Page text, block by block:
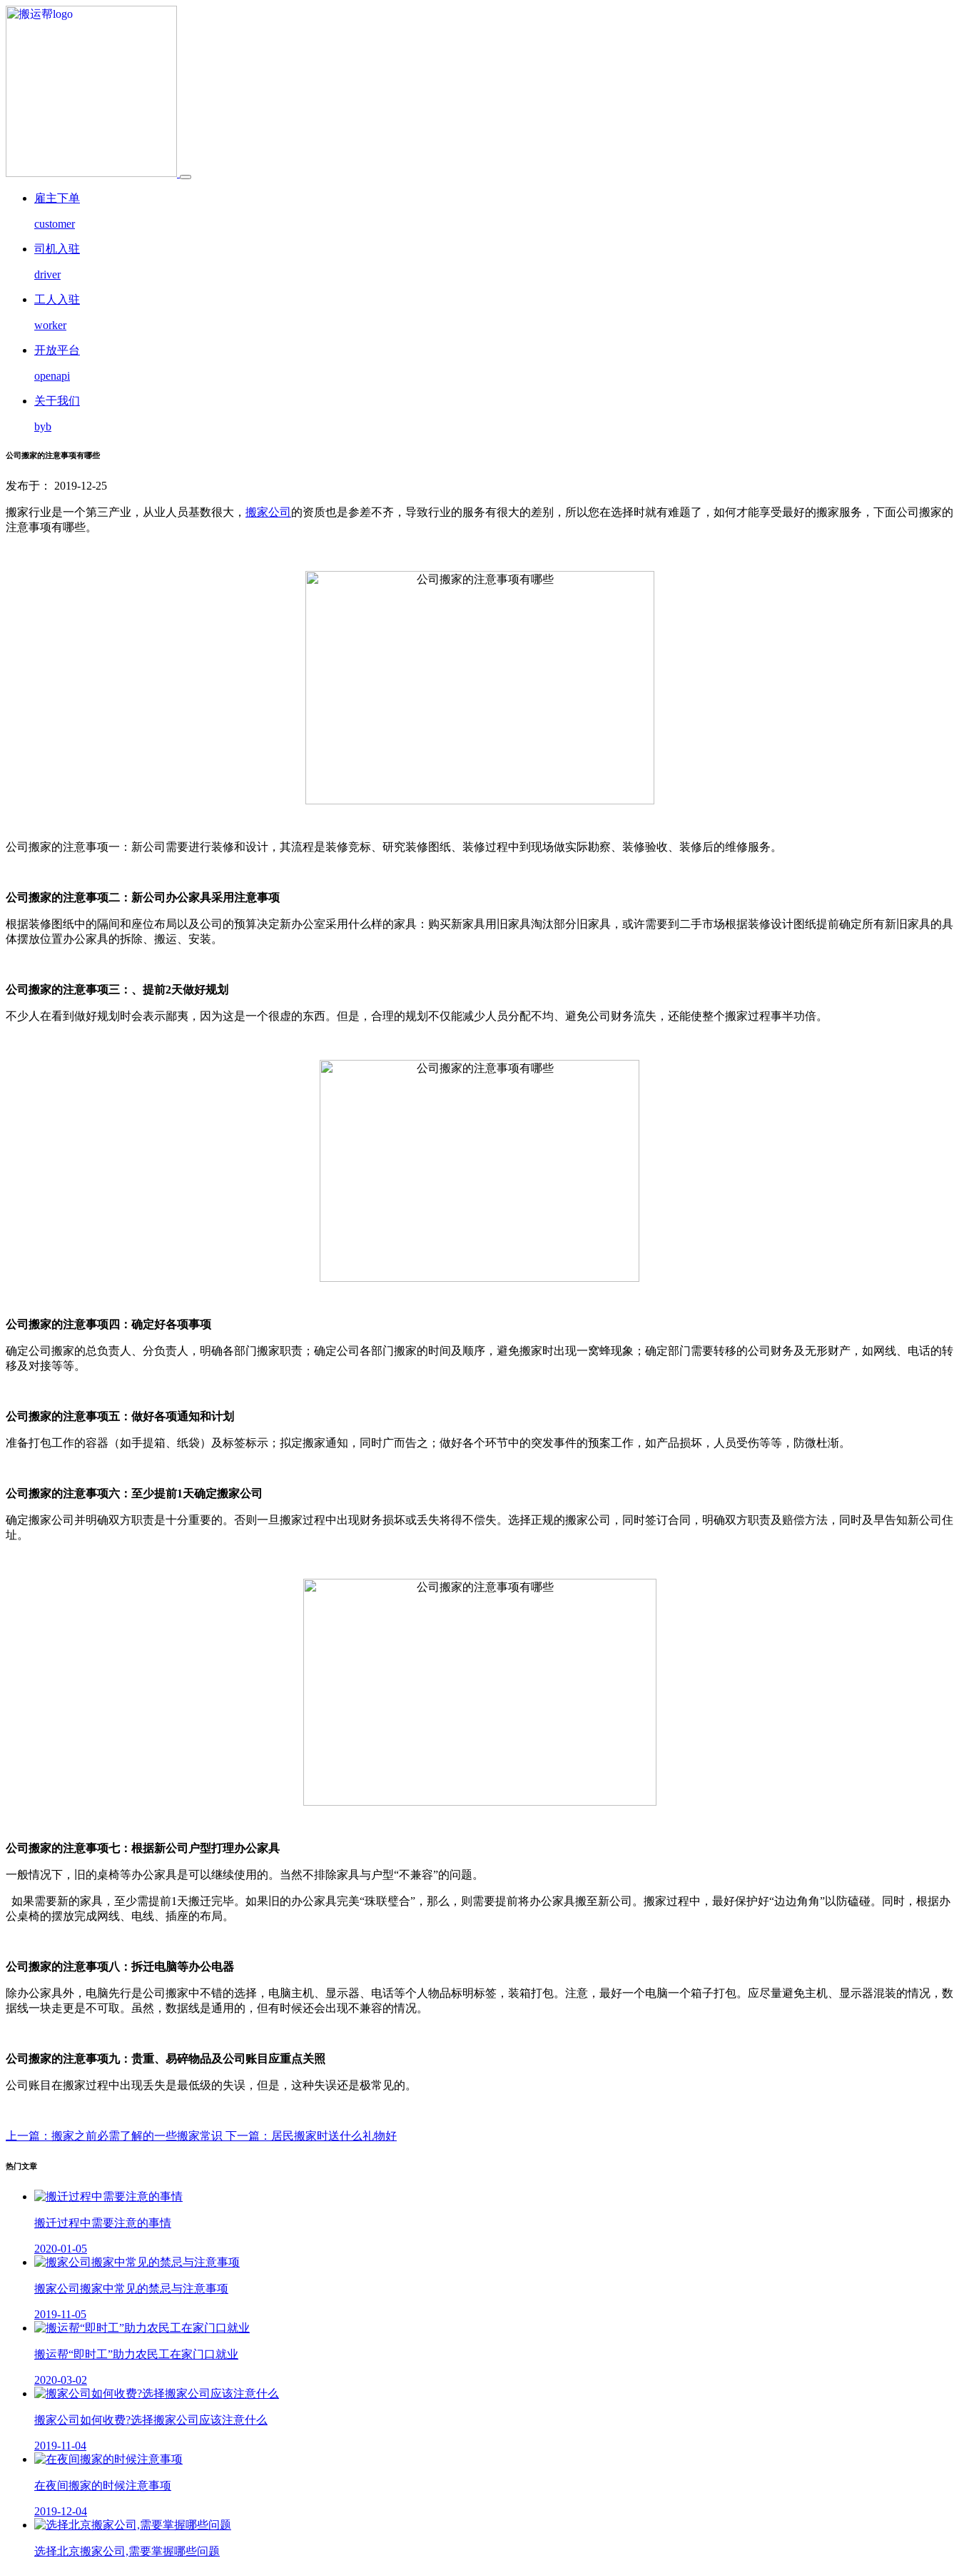
雇主下单
customer
司机入驻
driver
工人入驻
worker
开放平台
openapi
关于我们
byb
公司搬家的注意事项有哪些
发布于： 2019-12-25
搬家行业是一个第三产业，从业人员基数很大， 搬家公司 的资质也是参差不齐，导致行业的服务有很大的差别，所以您在选择时就有难题了，如何才能享受最好的搬家服务，下面公司搬家的
注意事项有哪些。
公司搬家的注意事项一：新公司需要进行装修和设计，其流程是装修竞标、研究装修图纸、装修过程中到现场做实际勘察、装修验收、装修后的维修服务。
公司搬家的注意事项二：新公司办公家具采用注意事项
根据装修图纸中的隔间和座位布局以及公司的预算决定新办公室采用什么样的家具：购买新家具用旧家具淘汰部分旧家具，或许需要到二手市场根据装修设计图纸提前确定所有新旧家具的具
体摆放位置办公家具的拆除、搬运、安装。
公司搬家的注意事项三：、提前2天做好规划
不少人在看到做好规划时会表示鄙夷，因为这是一个很虚的东西。但是，合理的规划不仅能减少人员分配不均、避免公司财务流失，还能使整个搬家过程事半功倍。
公司搬家的注意事项四：确定好各项事项
确定公司搬家的总负责人、分负责人，明确各部门搬家职责；确定公司各部门搬家的时间及顺序，避免搬家时出现一窝蜂现象；确定部门需要转移的公司财务及无形财产，如网线、电话的转
移及对接等等。
公司搬家的注意事项五：做好各项通知和计划
准备打包工作的容器（如手提箱、纸袋）及标签标示；拟定搬家通知，同时广而告之；做好各个环节中的突发事件的预案工作，如产品损坏，人员受伤等等，防微杜渐。
公司搬家的注意事项六：至少提前1天确定搬家公司
确定搬家公司并明确双方职责是十分重要的。否则一旦搬家过程中出现财务损坏或丢失将得不偿失。选择正规的搬家公司，同时签订合同，明确双方职责及赔偿方法，同时及早告知新公司住
址。
公司搬家的注意事项七：根据新公司户型打理办公家具
一般情况下，旧的桌椅等办公家具是可以继续使用的。当然不排除家具与户型“不兼容”的问题。
如果需要新的家具，至少需提前1天搬迁完毕。如果旧的办公家具完美“珠联璧合”，那么，则需要提前将办公家具搬至新公司。搬家过程中，最好保护好“边边角角”以防磕碰。同时，根据办
公桌椅的摆放完成网线、电线、插座的布局。
公司搬家的注意事项八：拆迁电脑等办公电器
除办公家具外，电脑先行是公司搬家中不错的选择，电脑主机、显示器、电话等个人物品标明标签，装箱打包。注意，最好一个电脑一个箱子打包。应尽量避免主机、显示器混装的情况，数
据线一块走更是不可取。虽然，数据线是通用的，但有时候还会出现不兼容的情况。
公司搬家的注意事项九： 贵重、易碎物品及公司账目应重点关照
公司账目在搬家过程中出现丢失是最低级的失误，但是，这种失误还是极常见的。
上一篇：搬家之前必需了解的一些搬家常识 下一篇：居民搬家时送什么礼物好
热门文章
搬迁过程中需要注意的事情
2020-01-05
搬家公司搬家中常见的禁忌与注意事项
2019-11-05
搬运帮“即时工”助力农民工在家门口就业
2020-03-02
搬家公司如何收费?选择搬家公司应该注意什么
2019-11-04
在夜间搬家的时候注意事项
2019-12-04
选择北京搬家公司,需要掌握哪些问题